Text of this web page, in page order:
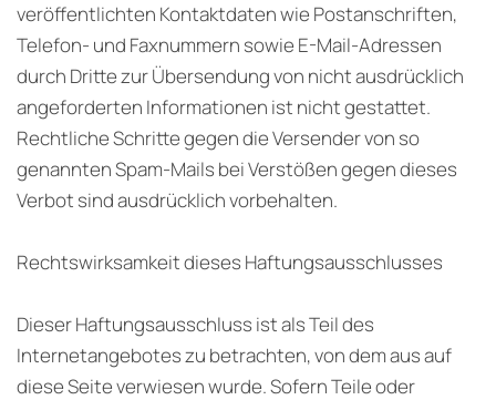
veröffentlichten Kontaktdaten wie Postanschriften,
Telefon- und Faxnummern sowie E-Mail-Adressen
durch Dritte zur Übersendung von nicht ausdrücklich
angeforderten Informationen ist nicht gestattet.
Rechtliche Schritte gegen die Versender von so
genannten Spam-Mails bei Verstößen gegen dieses
Verbot sind ausdrücklich vorbehalten.
Rechtswirksamkeit dieses Haftungsausschlusses
Dieser Haftungsausschluss ist als Teil des
Internetangebotes zu betrachten, von dem aus auf
diese Seite verwiesen wurde. Sofern Teile oder